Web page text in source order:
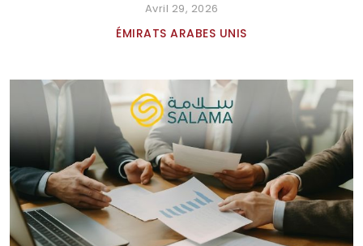
Avril 29, 2026
ÉMIRATS ARABES UNIS